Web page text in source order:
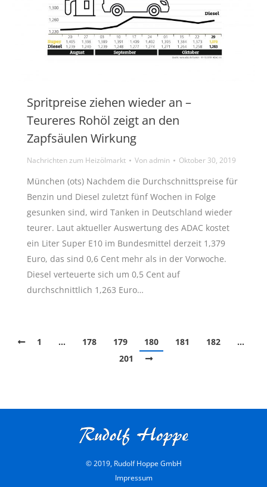
Spritpreise ziehen wieder an –
Teureres Rohöl zeigt an den
Zapfsäulen Wirkung
Nachrichten zum Heizölmarkt Vonadmin Oktober 30, 2019
München (ots) Nachdem die Durchschnittspreise für
Benzin und Diesel zuletzt fünf Wochen in Folge
gesunken sind, wird Tanken in Deutschland wieder
teurer. Laut aktueller Auswertung des ADAC kostet
ein Liter Super E10 im Bundesmittel derzeit 1,379
Euro, das sind 0,6 Cent mehr als in der Vorwoche.
Diesel verteuerte sich um 0,5 Cent auf
durchschnittlich 1,263 Euro…
1 … 178 179 180 181 182
…
201
© 2019, Rudolf Hoppe GmbH
Impressum